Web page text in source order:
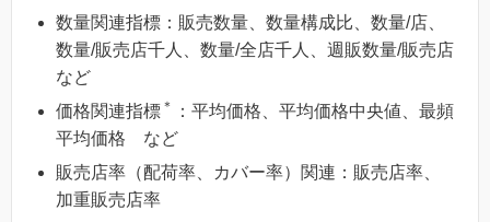
数量関連指標：販売数量、数量構成比、数量/店、
数量/販売店千人、数量/全店千人、週販数量/販売店
など
価格関連指標 ＊
：平均価格、平均価格中央値、最頻
平均価格 など
販売店率（配荷率、カバー率）関連：販売店率、
加重販売店率